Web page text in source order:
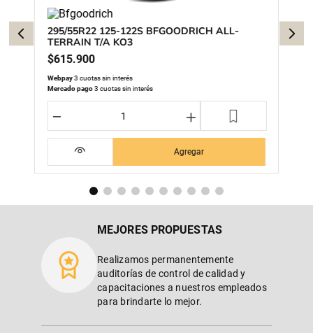
295/55R22 125-122S BFGOODRICH ALL-
TERRAIN T/A KO3
$615.900
Webpay3 cuotas sin interés
Mercado pago3 cuotas sin interés
＋
－
Agregar
MEJORES PROPUESTAS
Realizamos permanentemente
auditorías de control de calidad y
capacitaciones a nuestros empleados
para brindarte lo mejor.